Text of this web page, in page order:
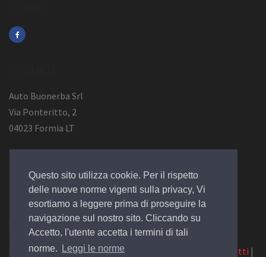
Questo sito utilizza cookie. Per il rispetto
delle nuove norme vigenti sulla privacy, Vi
esortiamo a leggere prima di proseguire la
navigazione sul nostro sito. Cliccando su
Accetto, l'utente accetta i termini di tali
norme.
Leggi le norme
Auto Buonerba Srl
Via Ponteritto, 2
04023 Formia LT
P.Iva 01473730594
© 2019 Design byEGSoft
Cookie|Privacy Law|Azienda Contatti |